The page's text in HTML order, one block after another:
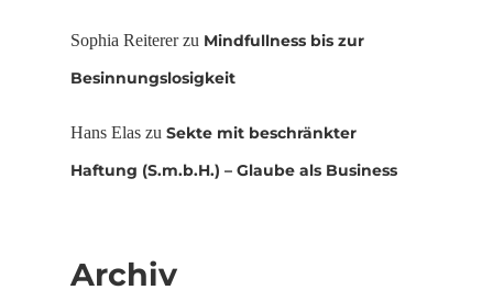
Sophia Reitererzu Mindfullness bis zur
Besinnungslosigkeit
Hans Elas zu Sekte mit beschränkter
Haftung (S.m.b.H.) – Glaube als Business
Archiv